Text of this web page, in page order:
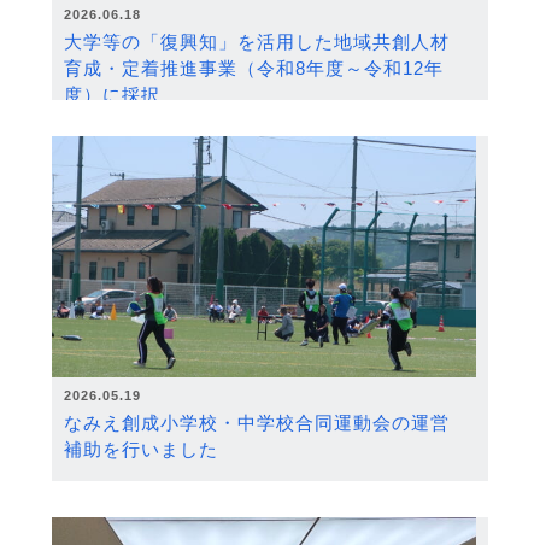
2026.06.18
大学等の「復興知」を活用した地域共創人材
育成・定着推進事業（令和8年度～令和12年
度）に採択
2026.05.19
なみえ創成小学校・中学校合同運動会の運営
補助を行いました